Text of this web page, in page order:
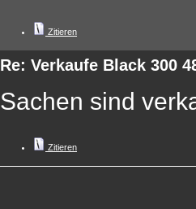
Zitieren
Re: Verkaufe Black 300
Sachen sind
Zitieren